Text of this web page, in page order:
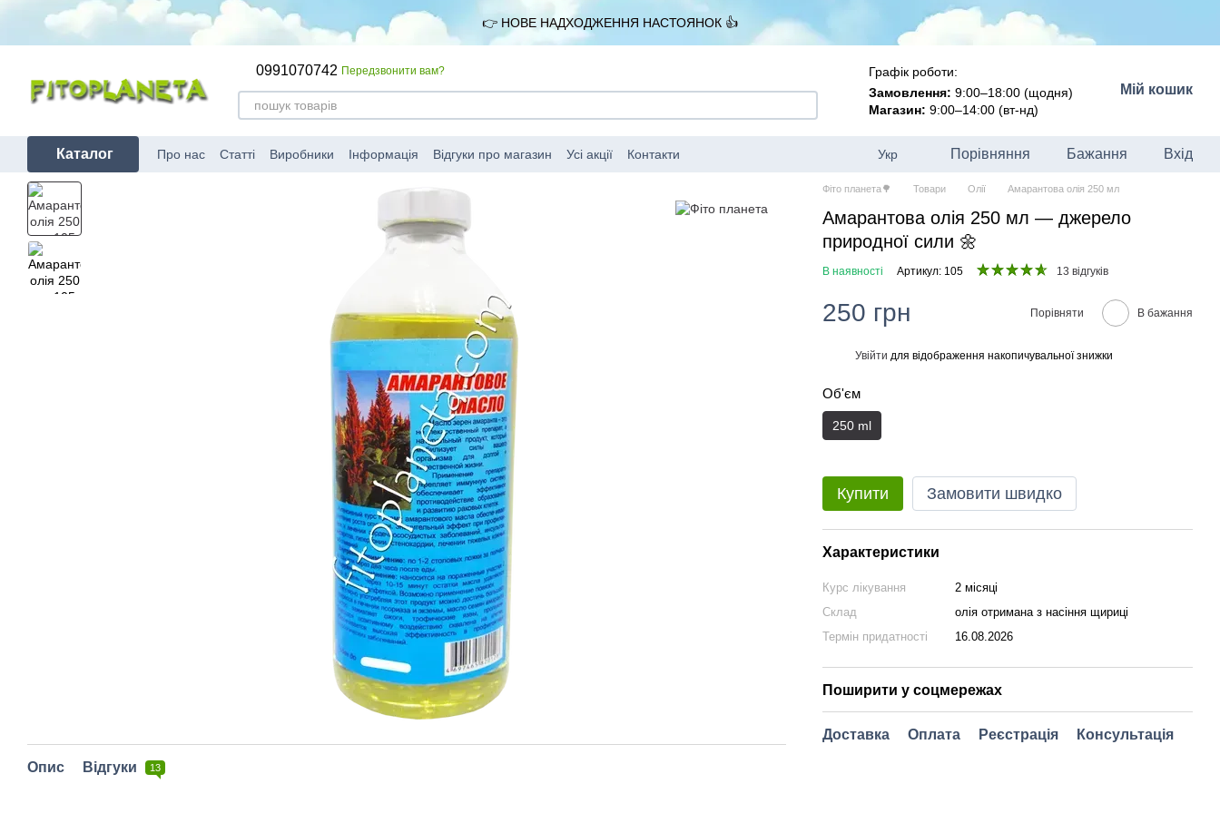
Перейти до основного контенту
👉 НОВЕ НАДХОДЖЕННЯ НАСТОЯНОК 👍
0991070742 Передзвонити вам?
Графік роботи:
Замовлення:9:00–18:00 (щодня)
Магазин: 9:00–14:00 (вт-нд)
Мій кошик
Каталог Про нас Статті Виробники Інформація Відгуки про магазин Усі акції Контакти Укр Порівняння Бажання Вхід
Опис Відгуки 13
Фіто планета🌳 Товари Олії Амарантова олія 250 мл
Амарантова олія 250 мл — джерело
природної сили 🌼
В наявності Артикул: 105 13 відгуків
250 грн Порівняти В бажання
Увійти для відображення накопичувальної знижки
Об'єм
250 ml
Купити Замовити швидко
Характеристики
Курс лікування
2 місяці
Склад
олія отримана з насіння щириці
Термін придатності
16.08.2026
Поширити у соцмережах
Доставка Оплата Реєстрація Консультація